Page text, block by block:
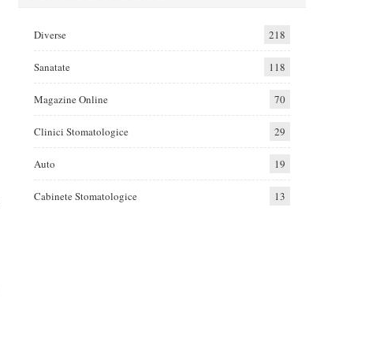
Diverse 218
Sanatate 118
Magazine Online 70
Clinici Stomatologice 29
Auto 19
Cabinete Stomatologice 13